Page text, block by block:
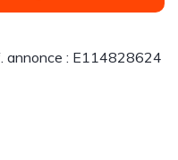
annonce : E114828624